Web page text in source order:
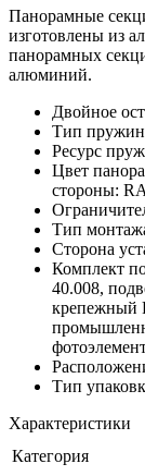
Панорамные
изготовлены из
панорамных
алюминий.
Двойное
Тип
Ресурс
Цвет
стороны:
Тип
Сторона
Комплект
40.008,
крепежный
Тип
Характеристики
Категория